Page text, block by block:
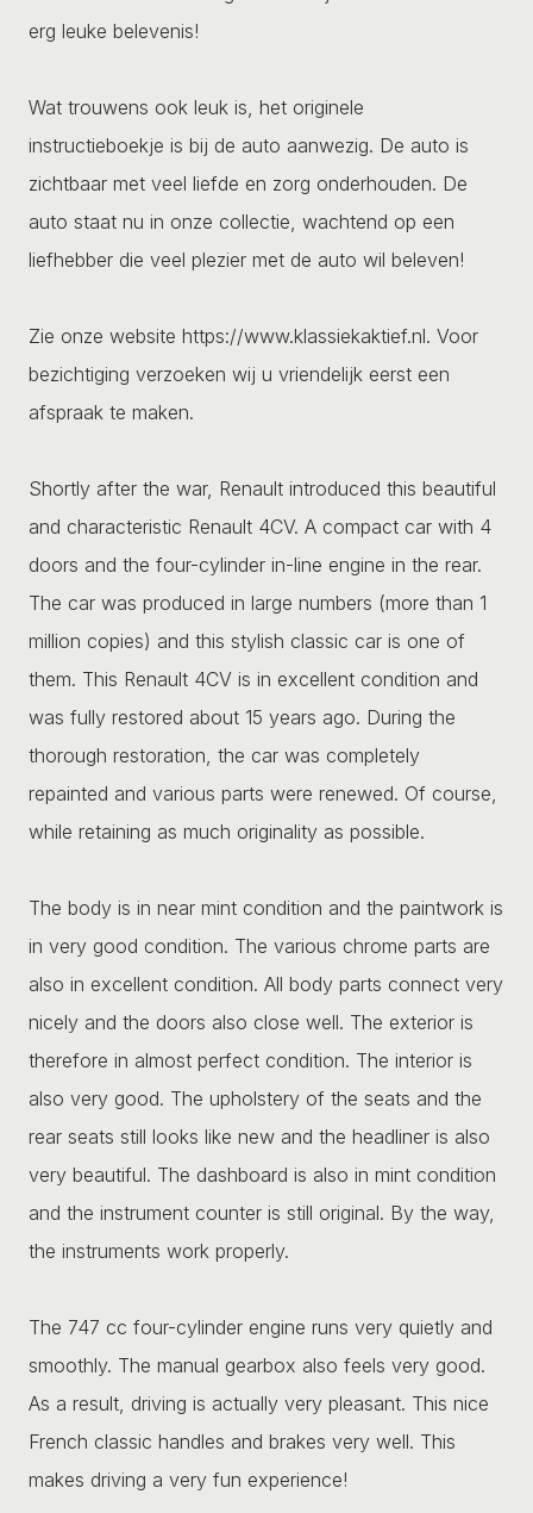
erg leuke belevenis!
Wat trouwens ook leuk is, het originele
instructieboekje is bij de auto aanwezig. De auto is
zichtbaar met veel liefde en zorg onderhouden. De
auto staat nu in onze collectie, wachtend op een
liefhebber die veel plezier met de auto wil beleven!
Zie onze website https://www.klassiekaktief.nl. Voor
bezichtiging verzoeken wij u vriendelijk eerst een
afspraak te maken.
Shortly after the war, Renault introduced this beautiful
and characteristic Renault 4CV. A compact car with 4
doors and the four-cylinder in-line engine in the rear.
The car was produced in large numbers (more than 1
million copies) and this stylish classic car is one of
them. This Renault 4CV is in excellent condition and
was fully restored about 15 years ago. During the
thorough restoration, the car was completely
repainted and various parts were renewed. Of course,
while retaining as much originality as possible.
The body is in near mint condition and the paintwork is
in very good condition. The various chrome parts are
also in excellent condition. All body parts connect very
nicely and the doors also close well. The exterior is
therefore in almost perfect condition. The interior is
also very good. The upholstery of the seats and the
rear seats still looks like new and the headliner is also
very beautiful. The dashboard is also in mint condition
and the instrument counter is still original. By the way,
the instruments work properly.
The 747 cc four-cylinder engine runs very quietly and
smoothly. The manual gearbox also feels very good.
As a result, driving is actually very pleasant. This nice
French classic handles and brakes very well. This
makes driving a very fun experience!